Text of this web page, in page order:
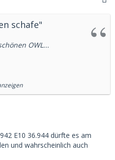
schafe"
OWL...
!!
E10 36.944 dürfte es am
und wahrscheinlich auch